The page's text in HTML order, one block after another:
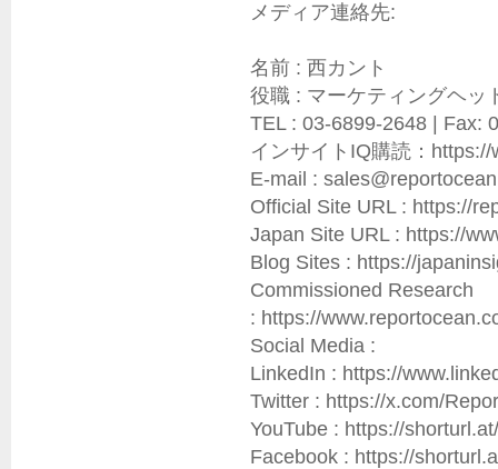
メディア連絡先:
名前 : 西カント
役職 : マーケティングヘッ
TEL : 03-6899-2648 | Fax:
インサイトIQ購読：
E-mail :
Official Site URL : https://
Japan Site URL : https://
Blog Sites : https://
Commissioned Research
: https://
Social Media :
LinkedIn : https://
Twitter : https://x.com/
YouTube : https://
Facebook : https://